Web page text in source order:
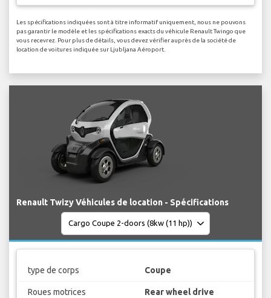
Les spécifications indiquées sont à titre informatif uniquement, nous ne pouvons
pas garantir le modèle et les spécifications exacts du véhicule Renault Twingo que
vous recevrez. Pour plus de détails, vous devez vérifier auprès de la société de
location de voitures indiquée sur Ljubljana Aéroport.
Renault Twizy Véhicules de location - Spécifications
type de corps Coupe
Roues motrices Rear wheel drive